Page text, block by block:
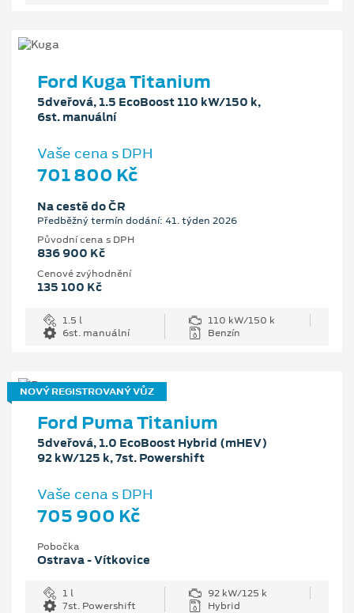
Ford Kuga Titanium
5dveřová, 1.5 EcoBoost 110 kW/150 k,
6st. manuální
Vaše cena s DPH
701 800 Kč
Na cestě do ČR
Předběžný termín dodání: 41. týden 2026
Původní cena s DPH
836 900 Kč
Cenové zvýhodnění
135 100 Kč
1.5 l
110 kW/150 k
6st. manuální
Benzín
NOVÝ REGISTROVANÝ VŮZ
Ford Puma Titanium
5dveřová, 1.0 EcoBoost Hybrid (mHEV)
92 kW/125 k, 7st. Powershift
Vaše cena s DPH
705 900 Kč
Pobočka
Ostrava - Vítkovice
1 l
92 kW/125 k
7st. Powershift
Hybrid